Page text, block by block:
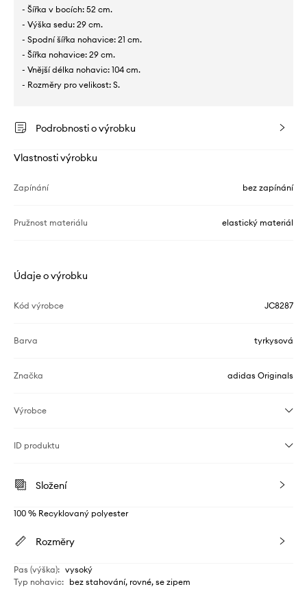
- Šířka v bocích: 52 cm.
- Výška sedu: 29 cm.
- Spodní šířka nohavice: 21 cm.
- Šířka nohavice: 29 cm.
- Vnější délka nohavic: 104 cm.
- Rozměry pro velikost: S.
Podrobnosti o výrobku
Vlastnosti výrobku
Zapínání bez zapínání
Pružnost materiálu elastický materiál
Údaje o výrobku
Kód výrobce JC8287
Barva tyrkysová
Značka adidas Originals
Výrobce
ID produktu
Složení
100 % Recyklovaný polyester
Rozměry
Pas (výška): vysoký
Typ nohavic: bez stahování, rovné, se zipem